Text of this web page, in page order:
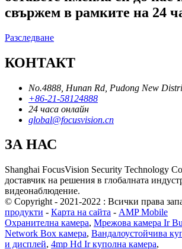
свържем в рамките на 24
Разследване
КОНТАКТ
No.4888, Hunan Rd, Pudong New
+86-21-58124888
24 часа онлайн
global@focusvision.cn
ЗА НАС
Shanghai FocusVision Security Technology
доставчик на решения в глобалната
видеонаблюдение.
© Copyright - 2021-2022 : Всички права
продукти - Карта на сайта - AMP Mobile
Охранителна камера, Мрежова камера Ir
Network Box камера, Вандалоустойчива
и дисплей, 4mp Hd Ir куполна камера,